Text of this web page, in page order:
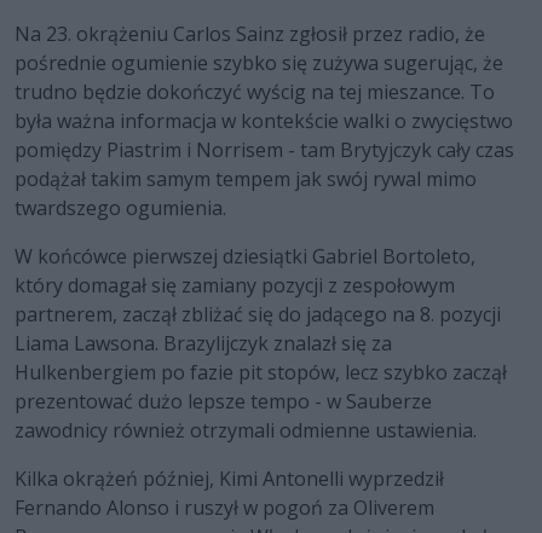
Na 23. okrążeniu Carlos Sainz zgłosił przez radio, że
pośrednie ogumienie szybko się zużywa sugerując, że
trudno będzie dokończyć wyścig na tej mieszance. To
była ważna informacja w kontekście walki o zwycięstwo
pomiędzy Piastrim i Norrisem - tam Brytyjczyk cały czas
podążał takim samym tempem jak swój rywal mimo
twardszego ogumienia.
W końcówce pierwszej dziesiątki Gabriel Bortoleto,
który domagał się zamiany pozycji z zespołowym
partnerem, zaczął zbliżać się do jadącego na 8. pozycji
Liama Lawsona. Brazylijczyk znalazł się za
Hulkenbergiem po fazie pit stopów, lecz szybko zaczął
prezentować dużo lepsze tempo - w Sauberze
zawodnicy również otrzymali odmienne ustawienia.
Kilka okrążeń później, Kimi Antonelli wyprzedził
Fernando Alonso i ruszył w pogoń za Oliverem